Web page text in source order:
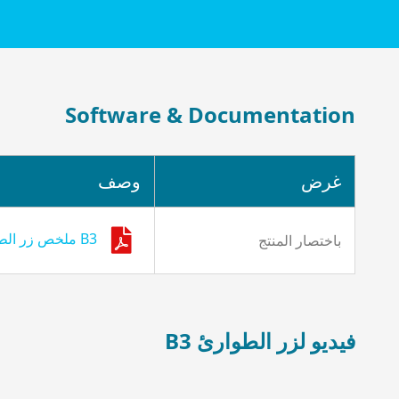
Software & Documentation
غرض وصف
باختصار المنتج B3 ملخص زر الطوارئ.pdf
فيديو لزر الطوارئ B3